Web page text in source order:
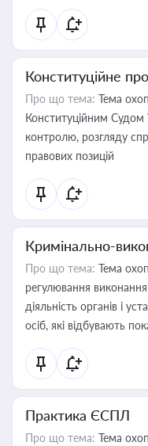
Конституційне
Про що тема: Тема
Конституційним Судом
контролю, розгляду
правових позицій
Кримінально-
Про що тема: Тема
регулювання
діяльність органів і
осіб, які відбувають
Практика ЄСПЛ
Про що тема: Тема